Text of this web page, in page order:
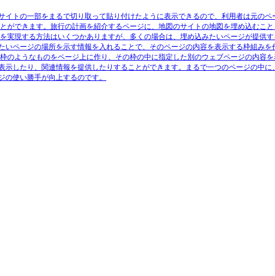
トの一部をまるで切り取って貼り付けたように表示できるので、利用者は元のペ
できます。旅行の計画を紹介するページに、地図のサイトの地図を埋め込むこ
現する方法はいくつかありますが、多くの場合は、埋め込みたいページが提供
ページの場所を示す情報を入れることで、そのページの内容を表示する枠組みを
ようなものをページ上に作り、その枠の中に指定した別のウェブページの内容
したり、関連情報を提供したりすることができます。まるで一つのページの中に
使い勝手が向上するのです。